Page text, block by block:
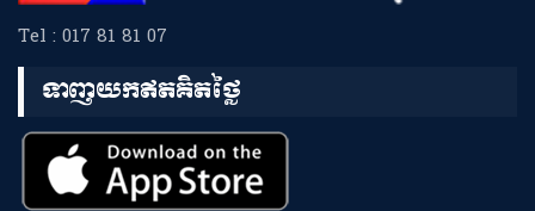
Tel : 017 81 81 07
ទាញយកឥតគិតថ្លៃ